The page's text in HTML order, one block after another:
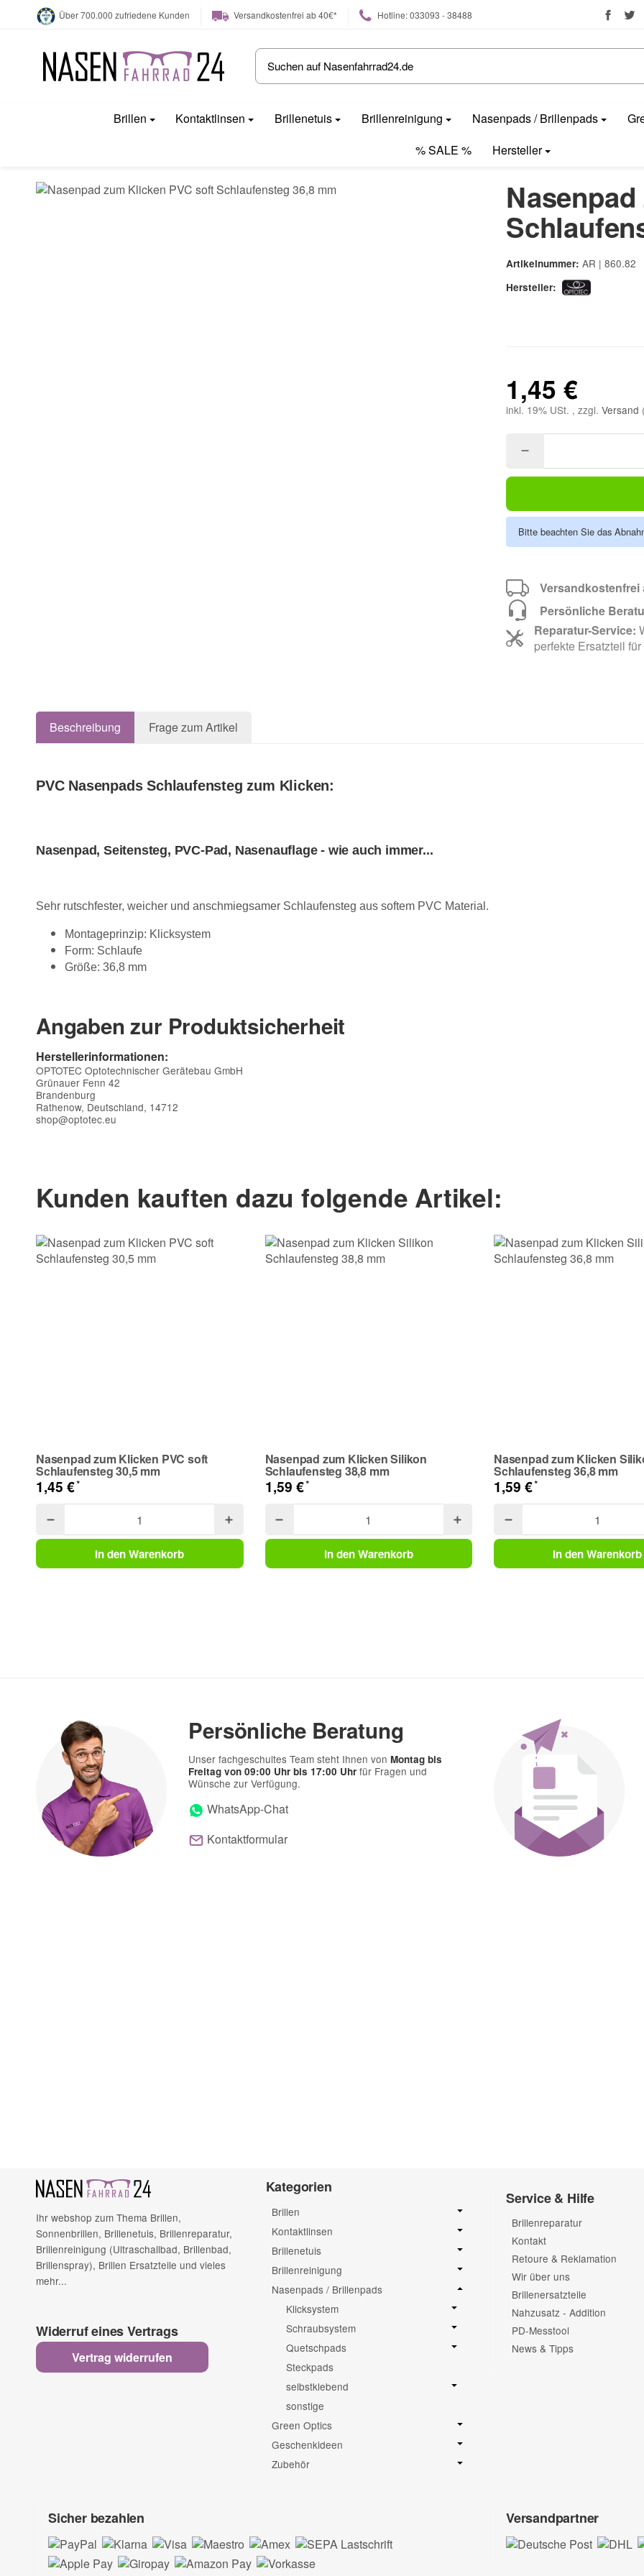
Über 700.000 zufriedene Kunden Versandkostenfrei ab 40€* Hotline: 033093 - 38488
Brillen Kontaktlinsen Brillenetuis Brillenreinigung Nasenpads / Brillenpads
% SALE %
Hersteller
Artikelnummer: AR | 860.82
Hersteller:
1,45 €
inkl. 19% USt. , zzgl. Versand
Bitte beachten Sie das
Versandkostenfrei
Persönliche
Reparatur-Service:
perfekte Ersatzteil
Beschreibung Frage zum Artikel
PVC Nasenpads Schlaufensteg zum Klicken:
Nasenpad, Seitensteg, PVC-Pad, Nasenauflage - wie auch immer...
Sehr rutschfester, weicher und anschmiegsamer Schlaufensteg aus softem PVC Material.
Montageprinzip: Klicksystem
Form: Schlaufe
Größe: 36,8 mm
Angaben zur Produktsicherheit
Herstellerinformationen:
OPTOTEC Optotechnischer Gerätebau GmbH
Grünauer Fenn 42
Brandenburg
Rathenow, Deutschland, 14712
shop@optotec.eu
E-Mail
Kunden kauften dazu folgende Artikel:
Nasenpad zum Klicken PVC soft
Schlaufensteg 30,5 mm
1,45 €*
In den Warenkorb
Nasenpad zum Klicken Silikon
Schlaufensteg 38,8 mm
1,59 €*
In den Warenkorb
Nasenpad zum Klicken
Schlaufensteg 36,8 mm
1,59 €*
In den Warenkorb
Persönliche Beratung
Unser fachgeschultes Team steht Ihnen von Montag bis
Freitag von 09:00 Uhr bis 17:00 Uhr für Fragen und
Wünsche zur Verfügung.
WhatsApp-Chat
Kontaktformular
Ihr webshop zum Thema Brillen,
Sonnenbrillen, Brillenetuis, Brillenreparatur,
Brillenreinigung (Ultraschallbad, Brillenbad,
Brillenspray), Brillen Ersatzteile und vieles
mehr...
Widerruf eines Vertrags
Vertrag widerrufen
Kategorien
Brillen
Kontaktlinsen
Brillenetuis
Brillenreinigung
Nasenpads / Brillenpads
Klicksystem
Schraubsystem
Quetschpads
Steckpads
selbstklebend
sonstige
Green Optics
Geschenkideen
Zubehör
Service & Hilfe
Brillenreparatur
Kontakt
Retoure & Reklamation
Wir über uns
Brillenersatzteile
Nahzusatz - Addition
PD-Messtool
News & Tipps
Sicher bezahlen Versandpartner